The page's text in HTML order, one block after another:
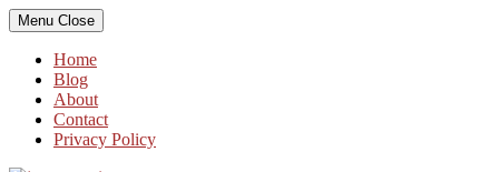
Skip
to
content
Menu Close
Home
Blog
About
Contact
Privacy Policy